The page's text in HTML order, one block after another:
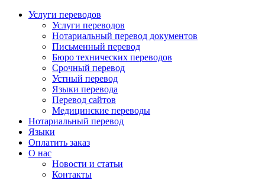
Услуги переводов
Услуги переводов
Нотариальный перевод документов
Письменный перевод
Бюро технических переводов
Срочный перевод
Устный перевод
Языки перевода
Перевод сайтов
Медицинские переводы
Нотариальный перевод
Языки
Оплатить заказ
О нас
Новости и статьи
Контакты